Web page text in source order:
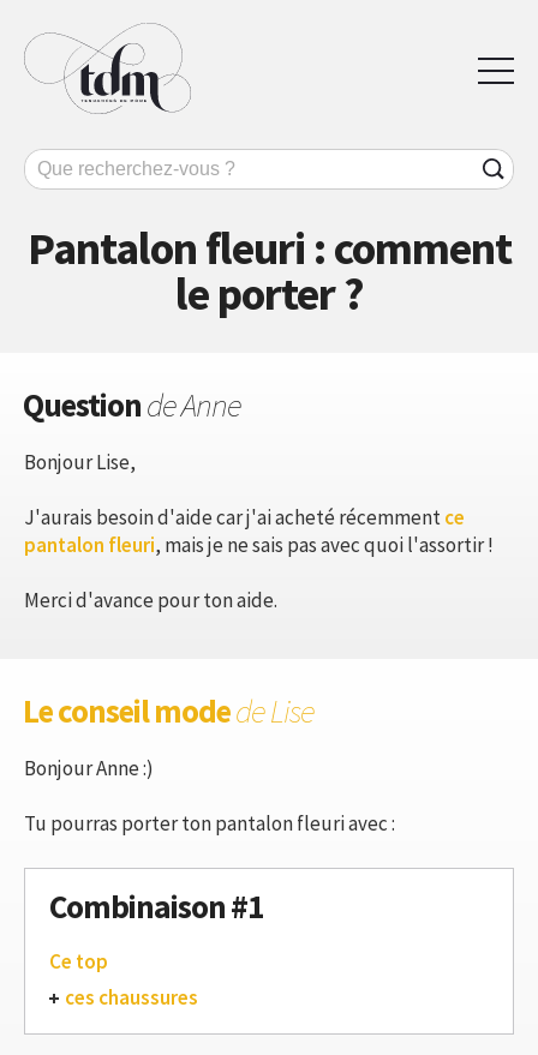
Pantalon fleuri : comment
le porter ?
Questionde Anne
Bonjour Lise,
J'aurais besoin d'aide car j'ai acheté récemmentce
pantalon fleuri, mais je ne sais pas avec quoi l'assortir !
Merci d'avance pour ton aide.
Le conseil modede Lise
Bonjour Anne :)
Tu pourras porter ton pantalon fleuri avec :
Combinaison #1
Ce top
ces chaussures